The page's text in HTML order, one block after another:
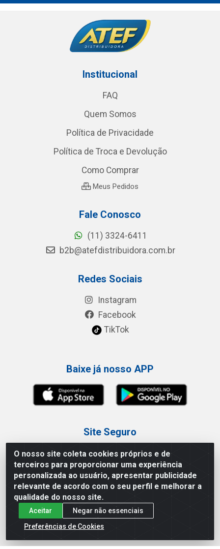
O nosso site coleta cookies próprios e de
terceiros para proporcionar uma experiência
personalizada ao usuário, apresentar publicidade
relevante de acordo com o seu perfil e melhorar a
qualidade do nosso site.
Aceitar
Negar não essenciais
Preferências de Cookies
Institucional
FAQ
Quem Somos
Política de Privacidade
Política de Troca e Devolução
Como Comprar
Meus Pedidos
Fale Conosco
(11) 3324-6411
b2b@atefdistribuidora.com.br
Redes Sociais
Instagram
Facebook
TikTok
Baixe já nosso APP
Site Seguro
Loja / Showroom
Tel.: (11) 3227-0546
Av Vautier, 587/597 - Pari - São Paulo/SP